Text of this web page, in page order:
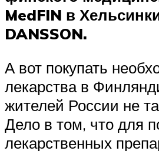
MedFIN в
DANSSON.
А вот покупать
лекарства в
жителей России не
Дело в том, что для
лекарственных